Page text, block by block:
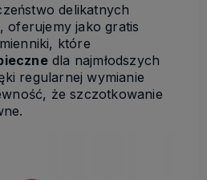
delikatnych
oferujemy jako gratis
które
dla najmłodszych
regularnej wymianie
że szczotkowanie